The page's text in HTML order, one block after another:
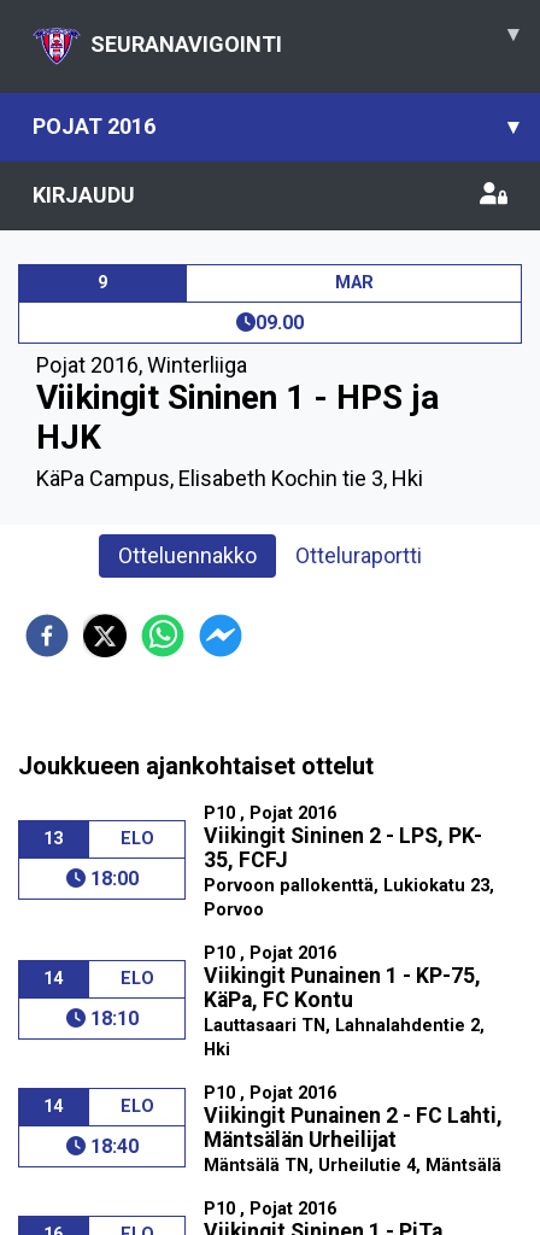
SEURANAVIGOINTI ▾
POJAT 2016 ▾
KIRJAUDU
9 MAR
09.00
Pojat 2016,Winterliiga
Viikingit Sininen 1 - HPS ja
HJK
KäPa Campus, Elisabeth Kochin tie 3, Hki
Otteluennakko Otteluraportti
Joukkueen ajankohtaiset ottelut
13 ELO
18:00
P10 , Pojat 2016
Viikingit Sininen 2 - LPS, PK-
35, FCFJ
Porvoon pallokenttä, Lukiokatu 23,
Porvoo
14 ELO
18:10
P10 , Pojat 2016
Viikingit Punainen 1 - KP-75,
KäPa, FC Kontu
Lauttasaari TN, Lahnalahdentie 2,
Hki
14 ELO
18:40
P10 , Pojat 2016
Viikingit Punainen 2 - FC Lahti,
Mäntsälän Urheilijat
Mäntsälä TN, Urheilutie 4, Mäntsälä
P10 , Pojat 2016